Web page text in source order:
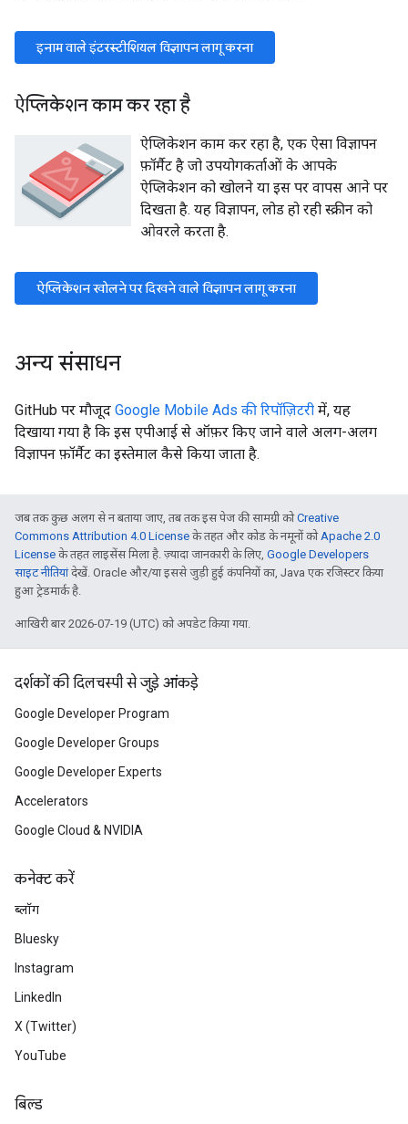
इनाम वाले इंटरस्टीशियल विज्ञापन लागू करना
ऐप्लिकेशन काम कर रहा है
ऐप्लिकेशन काम कर रहा है, एक ऐसा विज्ञापन
फ़ॉर्मैट है जो उपयोगकर्ताओं के आपके
ऐप्लिकेशन को खोलने या इस पर वापस आने पर
दिखता है. यह विज्ञापन, लोड हो रही स्क्रीन को
ओवरले करता है.
ऐप्लिकेशन खोलने पर दिखने वाले विज्ञापन लागू करना
अन्य संसाधन
GitHub पर मौजूद Google Mobile Ads की रिपॉज़िटरी में, यह
दिखाया गया है कि इस एपीआई से ऑफ़र किए जाने वाले अलग-अलग
विज्ञापन फ़ॉर्मैट का इस्तेमाल कैसे किया जाता है.
जब तक कुछ अलग से न बताया जाए, तब तक इस पेज की सामग्री कोCreative
Commons Attribution 4.0 License के तहत और कोड के नमूनों कोApache 2.0
License के तहत लाइसेंस मिला है. ज़्यादा जानकारी के लिए, Google Developers
साइट नीतियांदेखें. Oracle और/या इससे जुड़ी हुई कंपनियों का, Java एक रजिस्टर किया
हुआ ट्रेडमार्क है.
आखिरी बार 2026-07-19 (UTC) को अपडेट किया गया.
दर्शकों की दिलचस्पी से जुड़े आंकड़े
Google Developer Program
Google Developer Groups
Google Developer Experts
Accelerators
Google Cloud & NVIDIA
कनेक्ट करें
ब्लॉग
Bluesky
Instagram
LinkedIn
X (Twitter)
YouTube
बिल्ड